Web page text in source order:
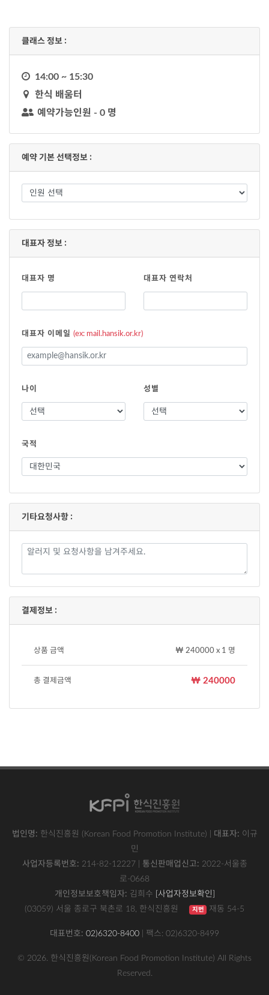
클래스 정보 :
시
계
14:00 ~ 15:30
지
도
한식 배움터
저
예약가능인원 - 0 명
예약 기본 선택정보 :
대표자 정보 :
대표자 명 대표자 연락처
대표자 이메일 (ex: mail.hansik.or.kr)
나이 성별
국적
기타요청사항 :
결제정보 :
상품 금액 ₩ 240000 x 1 명
총 결제금액 ₩ 240000
법인명: 한식진흥원 (Korean Food Promotion Institute) | 대표자: 이규
민
사업자등록번호: 214-82-12227 | 통신판매업신고: 2022-서울종
로-0668
개인정보보호책임자: 김희수 사업자정보확인
[사업자정보확인]
(03059) 서울 종로구 북촌로 18, 한식진흥원 지번 재동 54-5
대표번호: 02)6320-8400 | 팩스: 02)6320-8499
© 2026. 한식진흥원(Korean Food Promotion Institute) All Rights
Reserved.